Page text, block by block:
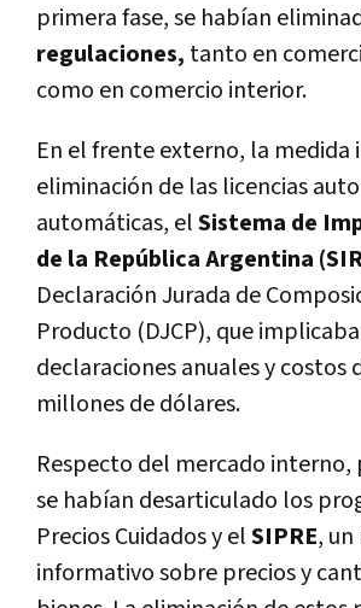
primera fase, se habían
regulaciones, tanto en
como en comercio interior.
En el frente externo, la medida
eliminación de las licencias
automáticas, elSistema de
de la República Argentina
Declaración Jurada de
Producto (DJCP), que
declaraciones anuales y costos
millones de dólares.
Respecto del mercado
se habían desarticulado los
Precios Cuidados y elSIPRE,
informativo sobre precios y